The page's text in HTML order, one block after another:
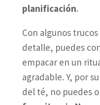
planificación.
Con algunos
detalle, puedes
empacar en un
agradable. Y, por
del té, no puedes